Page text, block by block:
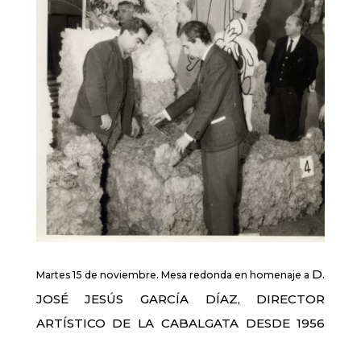
Martes 15 de noviembre. Mesa redonda en homenaje a D.
JOSÉ JESÚS GARCÍA DÍAZ, DIRECTOR
ARTÍSTICO DE LA CABALGATA DESDE 1956